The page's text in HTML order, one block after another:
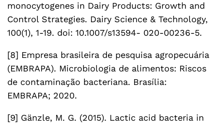
monocytogenes in Dairy Products: Growth and
Control Strategies. Dairy Science & Technology,
100(1), 1-19. doi: 10.1007/s13594- 020-00236-5.
[8] Empresa brasileira de pesquisa agropecuária
(EMBRAPA). Microbiologia de alimentos: Riscos
de contaminação bacteriana. Brasília:
EMBRAPA; 2020.
[9] Gänzle, M. G. (2015). Lactic acid bacteria in